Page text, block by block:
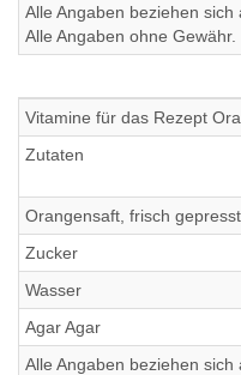
Alle Angaben beziehen
Alle Angaben ohne Gewähr.
Vitamine für das Rezept
Zutaten
Orangensaft, frisch gepresst
Zucker
Wasser
Agar Agar
Alle Angaben beziehen